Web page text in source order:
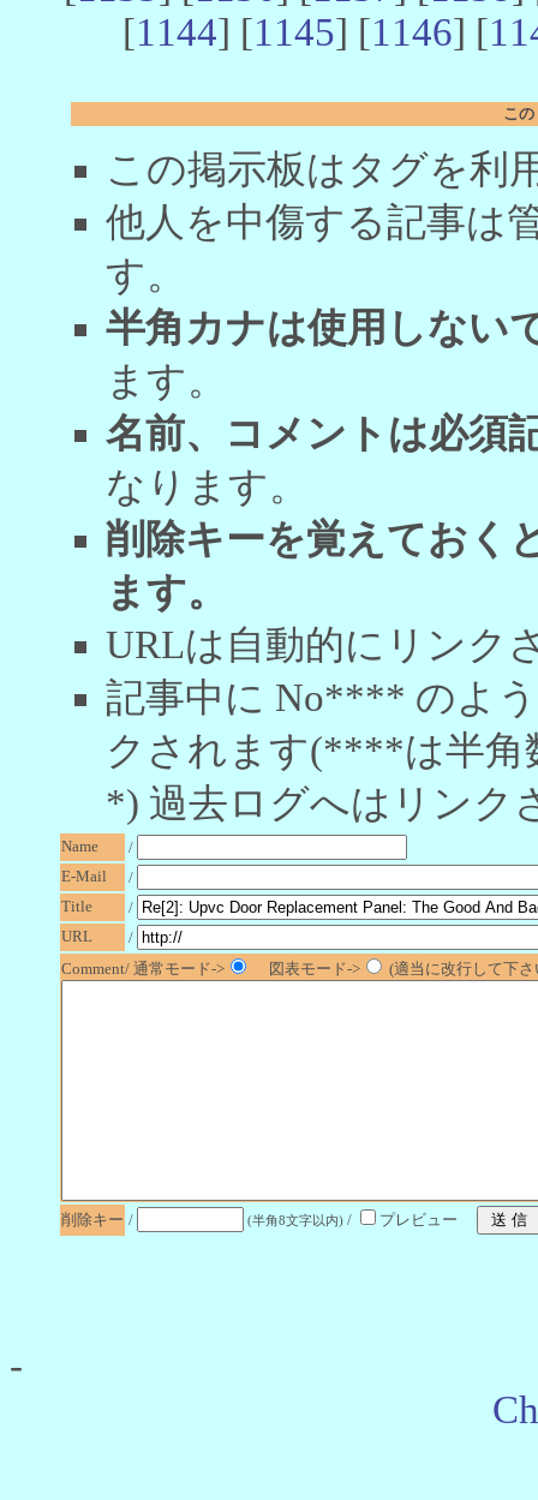
[1144] [1145] [1146] [
こ
この掲示板はタグを利
他人を中傷する記事は
す。
半角カナは使用しない
ます。
名前、コメントは必須
なります。
削除キーを覚えておく
ます。
URLは自動的にリンク
記事中に No**** のよ
クされます(****は半角
*) 過去ログへはリンク
Name
/
E-Mail
/
Title
/
URL
/
Comment/ 通常モード->
図表モード-> (適当に改行して下
削除キー / (半角8文字以内) / プレビュー
-